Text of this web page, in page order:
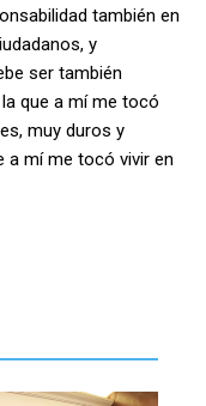
también en
y
ser también
que a mí me tocó
muy duros y
a mí me tocó vivir en